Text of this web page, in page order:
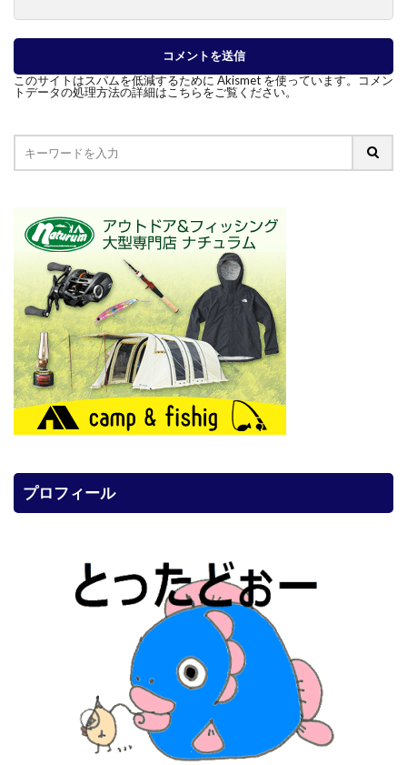
このサイトはスパムを低減するために Akismet を使っています。
コメン
トデータの処理方法の詳細はこちらをご覧ください。
プロフィール